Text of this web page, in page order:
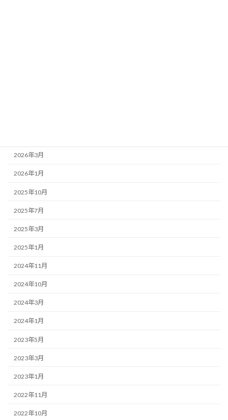
2026年3月
2026年1月
2025年10月
2025年7月
2025年3月
2025年1月
2024年11月
2024年10月
2024年3月
2024年1月
2023年5月
2023年3月
2023年1月
2022年11月
2022年10月